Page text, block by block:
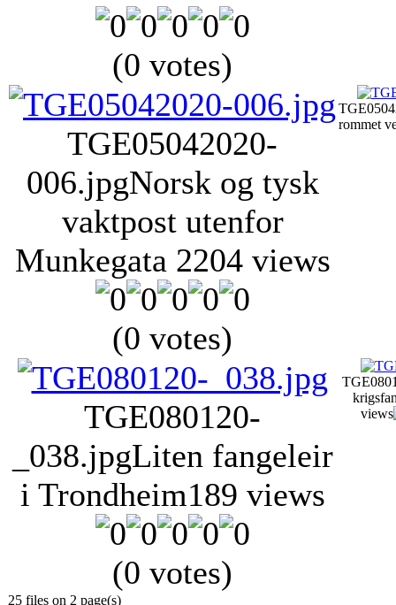
(0 votes)
TGE05042020-
006.jpgNorsk og tysk
vaktpost utenfor
Munkegata 2204 views
(0 votes)
rommet
TGE080120-
_038.jpgLiten fangeleir
i Trondheim189 views
(0 votes)
views
25 files on 2 page(s)